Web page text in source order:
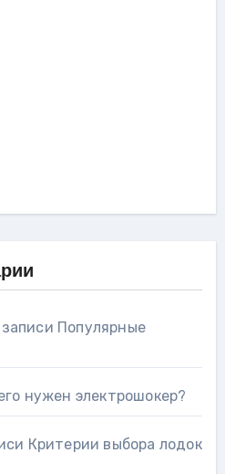
записи Популярные
нужен электрошокер?
Критерии выбора лодок